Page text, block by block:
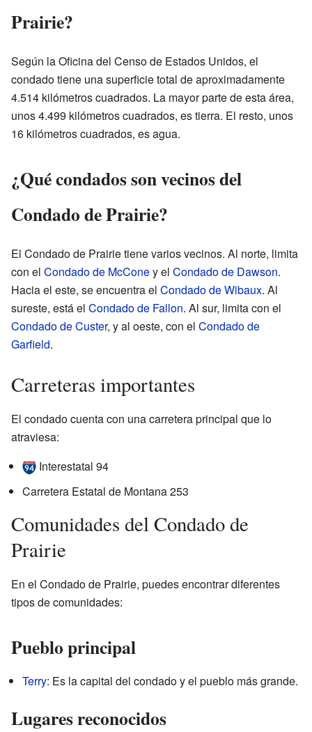
Prairie?
Según la Oficina del Censo de Estados Unidos, el
condado tiene una superficie total de aproximadamente
4.514 kilómetros cuadrados. La mayor parte de esta área,
unos 4.499 kilómetros cuadrados, es tierra. El resto, unos
16 kilómetros cuadrados, es agua.
¿Qué condados son vecinos del
Condado de Prairie?
El Condado de Prairie tiene varios vecinos. Al norte, limita
con el Condado de McConey el Condado de Dawson.
Hacia el este, se encuentra el Condado de Wibaux. Al
sureste, está el Condado de Fallon. Al sur, limita con el
Condado de Custer, y al oeste, con el Condado de
Garfield.
Carreteras importantes
El condado cuenta con una carretera principal que lo
atraviesa:
Interestatal 94
Carretera Estatal de Montana 253
Comunidades del Condado de
Prairie
En el Condado de Prairie, puedes encontrar diferentes
tipos de comunidades:
Pueblo principal
Terry: Es la capital del condado y el pueblo más grande.
Lugares reconocidos